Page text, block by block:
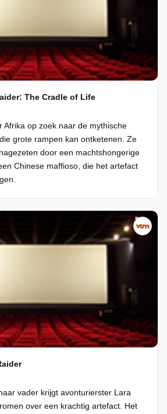
The Cradle of Life
Afrika op zoek naar de mythische
grote rampen kan ontketenen. Ze
door een machtshongerige
Chinese maffioso, die het artefact
vader krijgt avonturierster Lara
over een krachtig artefact. Het